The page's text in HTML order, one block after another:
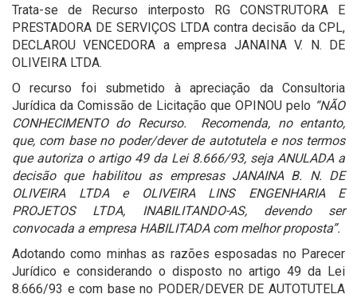
Trata-se de Recurso interposto RG CONSTRUTORA E
PRESTADORA DE SERVIÇOS LTDA contra decisão da CPL,
DECLAROU VENCEDORA a empresa JANAINA V. N. DE
OLIVEIRA LTDA.
O recurso foi submetido à apreciação da Consultoria
Jurídica da Comissão de Licitação que OPINOU pelo “NÃO
CONHECIMENTO do Recurso. Recomenda, no entanto,
que, com base no poder/dever de autotutela e nos termos
que autoriza o artigo 49 da Lei 8.666/93, seja ANULADA a
decisão que habilitou as empresas JANAINA B. N. DE
OLIVEIRA LTDA e OLIVEIRA LINS ENGENHARIA E
PROJETOS LTDA, INABILITANDO-AS, devendo ser
convocada a empresa HABILITADA com melhor proposta”.
Adotando como minhas as razões esposadas no Parecer
Jurídico e considerando o disposto no artigo 49 da Lei
8.666/93 e com base no PODER/DEVER DE AUTOTUTELA